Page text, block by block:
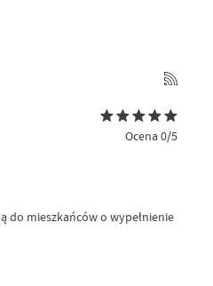
Ocena 0/5
do mieszkańców o wypełnienie